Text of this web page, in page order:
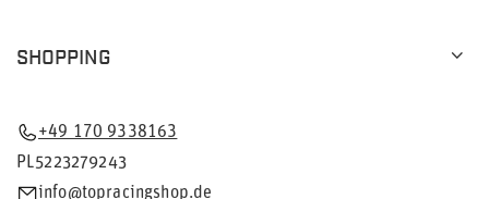
SHOPPING
+49 170 9338163
PL5223279243
info@topracingshop.de